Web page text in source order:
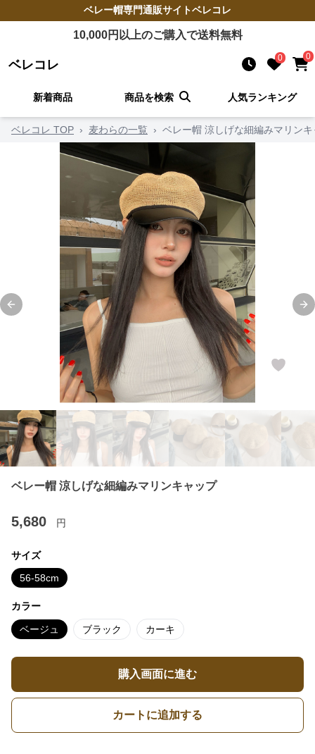
ベレー帽専門通販サイトベレコレ
10,000円以上のご購入で送料無料
ベレコレ 0 0
新着商品 商品を検索 人気ランキング
ベレコレ TOP › 麦わらの一覧 › ベレー帽 涼しげな細編みマリン
Previous slide
ベレー帽 涼しげな細編みマリンキャップ
5,680 円
サイズ
56-58cm
カラー
ベージュ ブラック カーキ
購入画面に進む
カートに追加する